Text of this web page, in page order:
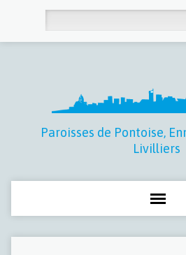
Paroisses de Pontoise,
Livilliers